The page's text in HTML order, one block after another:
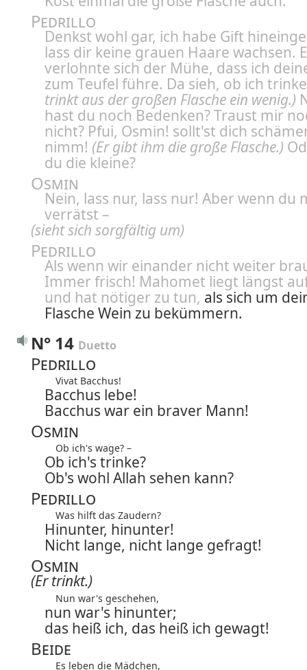
Pedrillo
Denkst wohl gar, ich habe Gift
lass dir keine grauen Haare wachsen.
verlohnte sich der Mühe, dass ich
zum Teufel führe. Da sieh, ob ich
trinkt aus der großen Flasche ein wenig.)
hast du noch Bedenken? Traust mir
nicht? Pfui, Osmin! sollt'st dich
nimm! (Er gibt ihm die große Flasche.)
du die kleine?
Osmin
Nein, lass nur, lass nur! Aber wenn du
verrätst –
(sieht sich sorgfältig um)
Pedrillo
Als wenn wir einander nicht weiter
Immer frisch! Mahomet liegt längst
und hat nötiger zu tun, als sich um
Flasche Wein zu bekümmern.
N° 14 Duetto
Pedrillo
Vivat Bacchus!
Bacchus lebe!
Bacchus war ein braver Mann!
Osmin
Ob ich's wage? –
Ob ich's trinke?
Ob's wohl Allah sehen kann?
Pedrillo
Was hilft das Zaudern?
Hinunter, hinunter!
Nicht lange, nicht lange gefragt!
Osmin
(Er trinkt.)
Nun war's geschehen,
nun war's hinunter;
das heiß ich, das heiß ich gewagt!
Beide
Es leben die Mädchen,